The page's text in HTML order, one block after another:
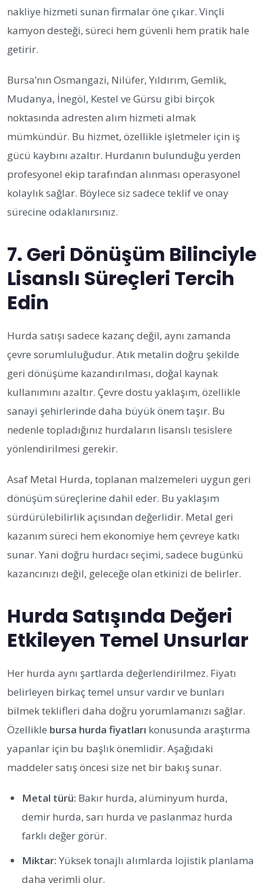
nakliye hizmeti sunan firmalar öne çıkar. Vinçli
kamyon desteği, süreci hem güvenli hem pratik hale
getirir.
Bursa’nın Osmangazi, Nilüfer, Yıldırım, Gemlik,
Mudanya, İnegöl, Kestel ve Gürsu gibi birçok
noktasında adresten alım hizmeti almak
mümkündür. Bu hizmet, özellikle işletmeler için iş
gücü kaybını azaltır. Hurdanın bulunduğu yerden
profesyonel ekip tarafından alınması operasyonel
kolaylık sağlar. Böylece siz sadece teklif ve onay
sürecine odaklanırsınız.
7. Geri Dönüşüm Bilinciyle
Lisanslı Süreçleri Tercih
Edin
Hurda satışı sadece kazanç değil, aynı zamanda
çevre sorumluluğudur. Atık metalin doğru şekilde
geri dönüşüme kazandırılması, doğal kaynak
kullanımını azaltır. Çevre dostu yaklaşım, özellikle
sanayi şehirlerinde daha büyük önem taşır. Bu
nedenle topladığınız hurdaların lisanslı tesislere
yönlendirilmesi gerekir.
Asaf Metal Hurda, toplanan malzemeleri uygun geri
dönüşüm süreçlerine dahil eder. Bu yaklaşım
sürdürülebilirlik açısından değerlidir. Metal geri
kazanım süreci hem ekonomiye hem çevreye katkı
sunar. Yani doğru hurdacı seçimi, sadece bugünkü
kazancınızı değil, geleceğe olan etkinizi de belirler.
Hurda Satışında Değeri
Etkileyen Temel Unsurlar
Her hurda aynı şartlarda değerlendirilmez. Fiyatı
belirleyen birkaç temel unsur vardır ve bunları
bilmek teklifleri daha doğru yorumlamanızı sağlar.
Özellikle bursa hurda fiyatları konusunda araştırma
yapanlar için bu başlık önemlidir. Aşağıdaki
maddeler satış öncesi size net bir bakış sunar.
Metal türü: Bakır hurda, alüminyum hurda,
demir hurda, sarı hurda ve paslanmaz hurda
farklı değer görür.
Miktar: Yüksek tonajlı alımlarda lojistik planlama
daha verimli olur.